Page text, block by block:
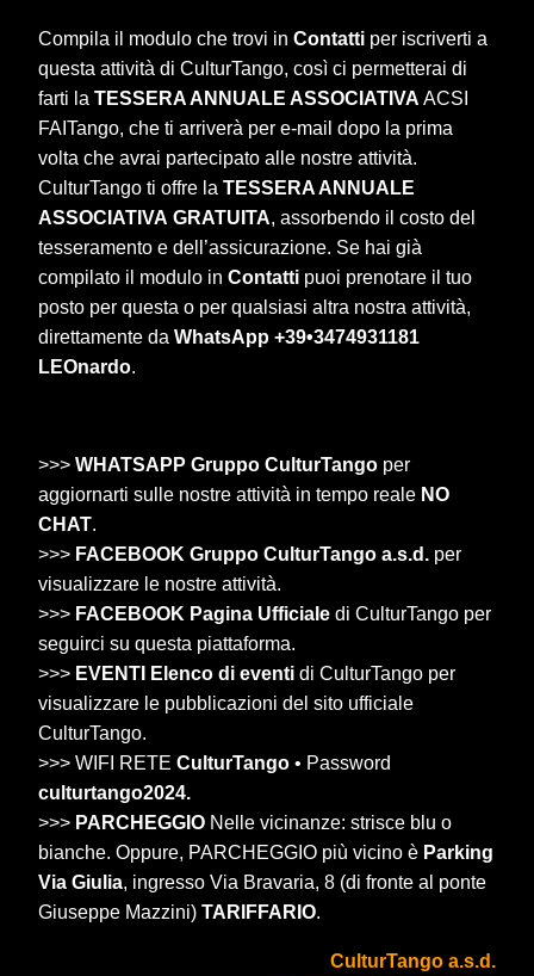
Compila il modulo che trovi inContatti per iscriverti a
questa attività di CulturTango, così ci permetterai di
farti laTESSERA ANNUALE ASSOCIATIVA ACSI
FAITango, che ti arriverà per e-mail dopo la prima
volta che avrai partecipato alle nostre attività.
CulturTango ti offre laTESSERA ANNUALE
ASSOCIATIVA GRATUITA, assorbendo il costo del
tesseramento e dell’assicurazione. Se hai già
compilato il modulo inContatti puoi prenotare il tuo
posto per questa o per qualsiasi altra nostra attività,
direttamente da WhatsApp +39•3474931181
LEOnardo.
>>>WHATSAPP Gruppo CulturTango per
aggiornarti sulle nostre attività in tempo reale NO
CHAT.
>>> FACEBOOK Gruppo CulturTango a.s.d. per
visualizzare le nostre attività.
>>> FACEBOOK Pagina Ufficiale di CulturTango per
seguirci su questa piattaforma.
>>> EVENTI Elenco di eventi di CulturTango per
visualizzare le pubblicazioni del sito ufficiale
CulturTango.
>>> WIFI RETECulturTango • Password
culturtango2024.
>>> PARCHEGGIO Nelle vicinanze: strisce blu o
bianche. Oppure, PARCHEGGIO più vicino è Parking
Via Giulia, ingresso Via Bravaria, 8 (di fronte al ponte
Giuseppe Mazzini)TARIFFARIO.
CulturTango a.s.d.